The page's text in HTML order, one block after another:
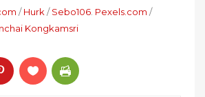
/Hurk/Sebo106. Pexels.com /
Kongkamsri